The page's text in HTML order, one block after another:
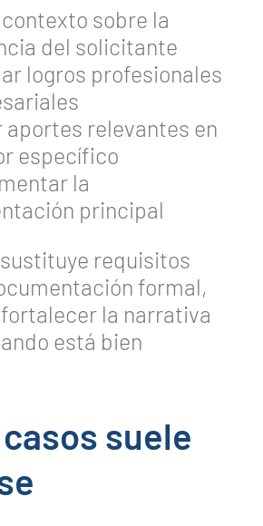
sobre la
del solicitante
logros profesionales
aportes relevantes en
específico
la
principal
requisitos
formal,
la narrativa
está bien
suele